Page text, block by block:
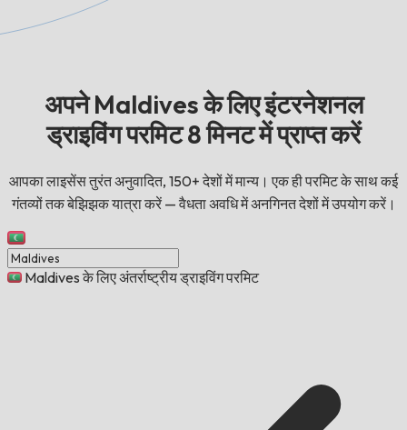
अपने Maldives के लिए इंटरनेशनल
ड्राइविंग परमिट 8 मिनट में प्राप्त करें
आपका लाइसेंस तुरंत अनुवादित, 150+ देशों में मान्य। एक ही परमिट के साथ कई
गंतव्यों तक बेझिझक यात्रा करें — वैधता अवधि में अनगिनत देशों में उपयोग करें।
Maldives के लिए अंतर्राष्ट्रीय ड्राइविंग परमिट